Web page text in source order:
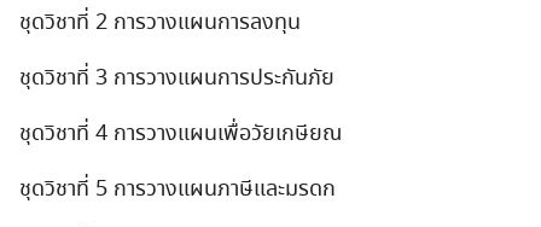
ชุดวิชาที่ 2 การวางแผนการลงทุน
ชุดวิชาที่ 3 การวางแผนการประกันภัย
ชุดวิชาที่ 4 การวางแผนเพื่อวัยเกษียณ
ชุดวิชาที่ 5 การวางแผนภาษีและมรดก